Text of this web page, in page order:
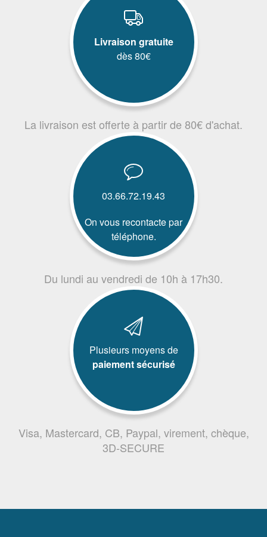
Livraison gratuite
dès 80€
La livraison est offerte à partir de 80€ d'achat.
03.66.72.19.43
On vous recontacte par
téléphone.
Du lundi au vendredi de 10h à 17h30.
Plusieurs moyens de
paiement sécurisé
Visa, Mastercard, CB, Paypal, virement, chèque,
3D-SECURE